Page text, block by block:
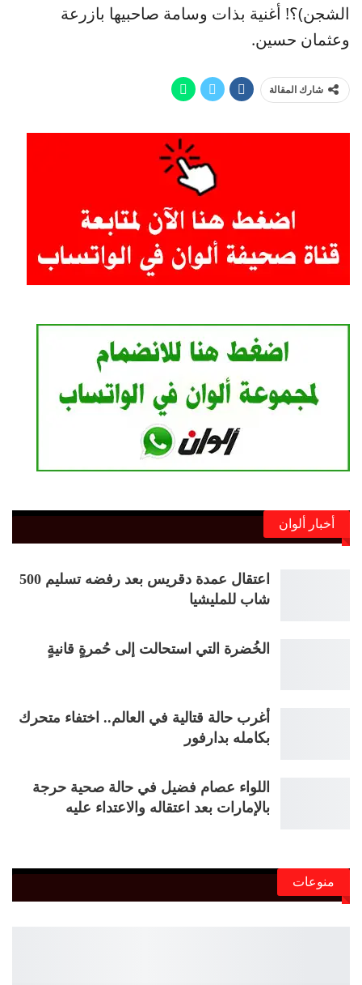
الشجن)؟! أغنية بذات وسامة صاحبيها بازرعة
وعثمان حسين.
شارك المقالة
أخبار ألوان
اعتقال عمدة دقريس بعد رفضه تسليم 500
شاب للمليشيا
الخُضرة التي استحالت إلى حُمرةٍ قانيةٍ
أغرب حالة قتالية في العالم.. اختفاء متحرك
بكامله بدارفور
اللواء عصام فضيل في حالة صحية حرجة
بالإمارات بعد اعتقاله والاعتداء عليه
منوعات